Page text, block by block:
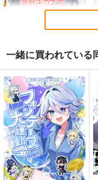
ガルパンキャラみんな
で遊戯王コスプレ2
みのむし屋
660円（税込）
ガールズ＆パンツァー
西住みほ
武部沙織
サンプル
一緒に買われている